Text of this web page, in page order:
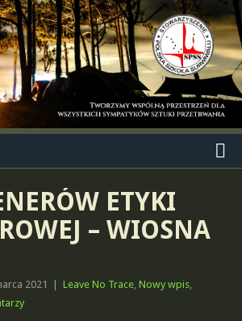
ETYKI
– WIOSNA
2021 Leave No Trace, Nowy wpis,